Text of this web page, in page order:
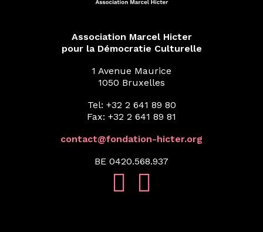
Association Marcel Hicter
pour la Démocratie Culturelle
1 Avenue Maurice
1050 Bruxelles
Tel: +32 2 641 89 80
Fax: +32 2 641 89 81
contact@fondation-hicter.org
BE 0420.568.937